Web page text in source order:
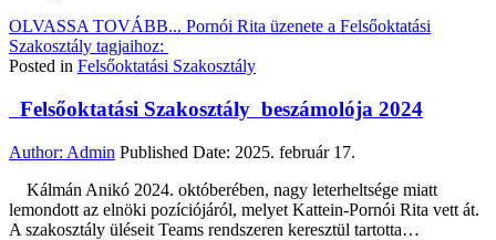
OLVASSA TOVÁBB... Pornói Rita üzenete a Felsőoktatási
Szakosztály tagjaihoz:
Posted in Felsőoktatási Szakosztály
Felsőoktatási Szakosztály beszámolója 2024
Author: Admin Published Date: 2025. február 17.
Kálmán Anikó 2024. októberében, nagy leterheltsége miatt
lemondott az elnöki pozíciójáról, melyet Kattein-Pornói Rita vett át.
A szakosztály üléseit Teams rendszeren keresztül tartotta…